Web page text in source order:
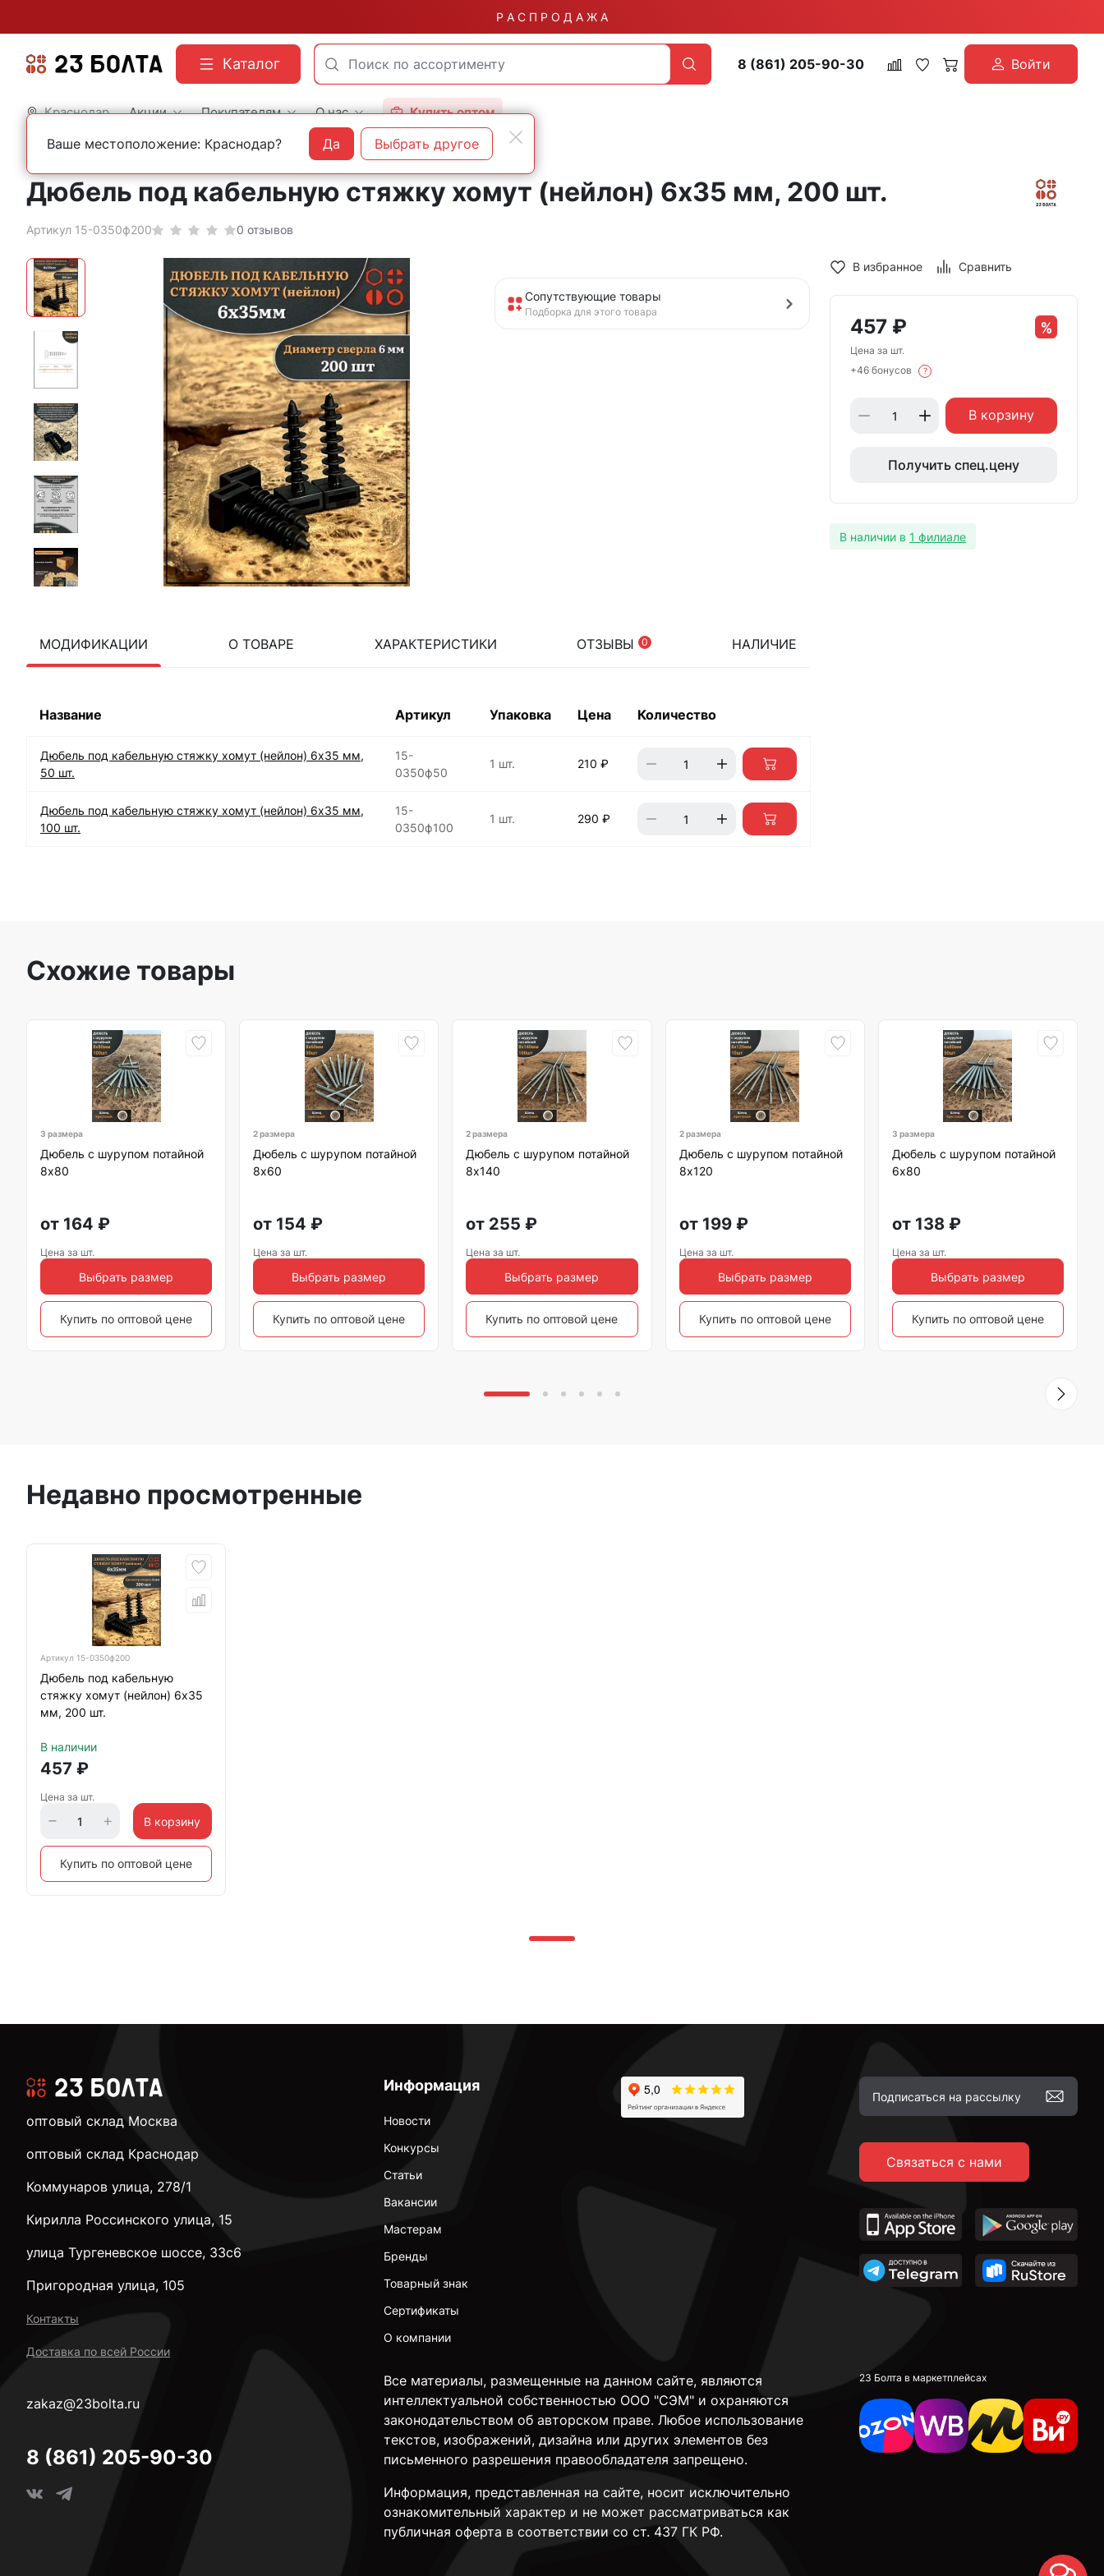
Р А С П Р О Д А Ж А
Каталог 8 (861) 205-90-30 Войти
Краснодар Акции Покупателям О нас Купить оптом
Главная Фасованный крепеж Дюбели
Дюбель под кабельную стяжку хомут (нейлон) 6х35 мм, 200 шт.
Артикул 15-0350ф200 0 отзывов
Сопутствующие товары
Подборка для этого товара
МОДИФИКАЦИИ О ТОВАРЕ ХАРАКТЕРИСТИКИ ОТЗЫВЫ 0 НАЛИЧИЕ
Название Артикул Упаковка Цена Количество
Дюбель под кабельную стяжку хомут (нейлон) 6х35 мм,
50 шт.
15-
0350ф50
1 шт. 210 ₽
Дюбель под кабельную стяжку хомут (нейлон) 6х35 мм,
100 шт.
15-
0350ф100
1 шт. 290 ₽
В избранное Сравнить
457 ₽
Цена за шт.
+46 бонусов
?
В корзину
Получить спец.цену
В наличии в 1 филиале
Схожие товары
3 размера
Дюбель с шурупом потайной
8х80
от 164 ₽
Цена за шт.
Выбрать размер
Купить по оптовой цене
2 размера
Дюбель с шурупом потайной
8х60
от 154 ₽
Цена за шт.
Выбрать размер
Купить по оптовой цене
2 размера
Дюбель с шурупом потайной
8х140
от 255 ₽
Цена за шт.
Выбрать размер
Купить по оптовой цене
2 размера
Дюбель с шурупом потайной
8х120
от 199₽
Цена за шт.
Выбрать размер
Купить по оптовой цене
3 размера
Дюбель с шурупом потайной
6х80
от 138₽
Цена за шт.
Выбрать размер
Купить по оптовой цене
Недавно просмотренные
Артикул 15-0350ф200
Дюбель под кабельную
стяжку хомут (нейлон) 6х35
мм, 200 шт.
В наличии
457 ₽
Цена за шт.
В корзину
Купить по оптовой цене
Информация
Новости
Конкурсы
Статьи
Вакансии
Мастерам
Бренды
Товарный знак
Сертификаты
О компании
Связаться с нами
Все материалы, размещенные на данном сайте, являются
интеллектуальной собственностью ООО "СЭМ" и охраняются
законодательством об авторском праве. Любое использование
текстов, изображений, дизайна или других элементов без
письменного разрешения правообладателя запрещено.
Информация, представленная на сайте, носит исключительно
ознакомительный характер и не может рассматриваться как
публичная оферта в соответствии со ст. 437 ГК РФ.
23 Болта в маркетплейсах
оптовый склад Москва
оптовый склад Краснодар
Коммунаров улица, 278/1
Кирилла Россинского улица, 15
улица Тургеневское шоссе, 33с6
Пригородная улица, 105
Контакты
Доставка по всей России
zakaz@23bolta.ru
8 (861) 205-90-30
Ваше местоположение: Краснодар? Да Выбрать другое